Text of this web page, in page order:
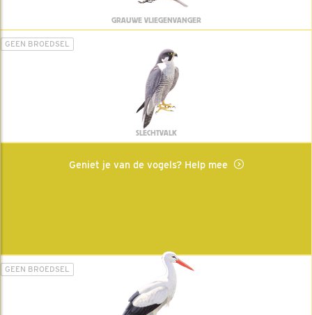
GRAUWE VLIEGENVANGER
GEEN BROEDSEL
SLECHTVALK
Geniet je van de vogels? Help mee
GEEN BROEDSEL